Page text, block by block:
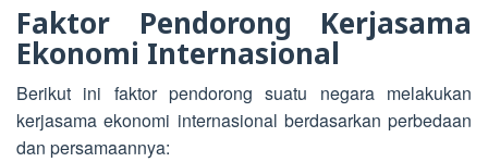
Faktor Pendorong Kerjasama
Ekonomi Internasional
Berikut ini faktor pendorong suatu negara melakukan
kerjasama ekonomi internasional berdasarkan perbedaan
dan persamaannya: